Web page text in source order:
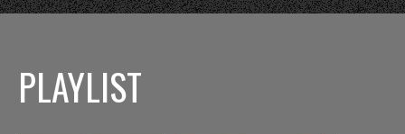
PLAYLIST